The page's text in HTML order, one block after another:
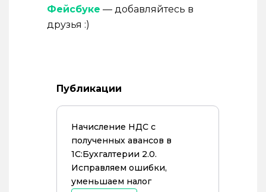
Фейсбуке — добавляйтесь в
друзья :)
Публикации
Начисление НДС с
полученных авансов в
1С:Бухгалтерии 2.0.
Исправляем ошибки,
уменьшаем налог